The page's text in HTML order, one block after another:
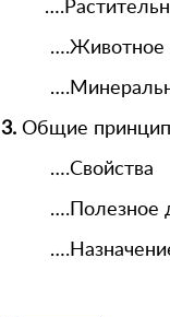
….Животное
3. Общие
….Свойства
….Полезное